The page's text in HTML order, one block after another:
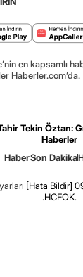
en kapsamlı
Haberler.com’da.
Tekin Öztan:
Haberler
HaberSon Dakika
[Hata Bildir]
.HCFOK.